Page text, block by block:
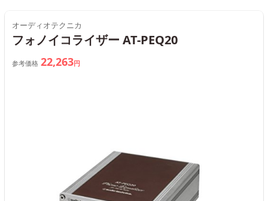
オーディオテクニカ
フォノイコライザー AT-PEQ20
参考価格 22,263円